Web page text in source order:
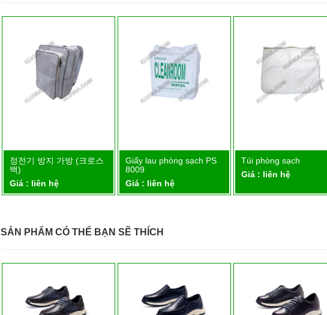
Chi tiết
정전기 방지 가방 (크로스
백)
Giá : liên hệ
Chi tiết
Giấy lau phòng sạch PS
8009
Giá : liên hệ
Chi tiết
Túi phòng sạch
Giá : liên hệ
SẢN PHẨM CÓ THỂ BẠN SẼ THÍCH